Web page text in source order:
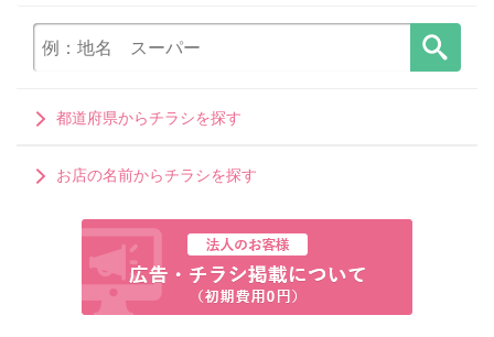
都道府県からチラシを探す
お店の名前からチラシを探す